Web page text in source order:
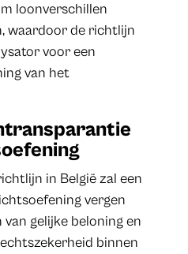
loonverschillen
waardoor de richtlijn
voor een
van het
in België zal een
vergen
gelijke beloning en
binnen